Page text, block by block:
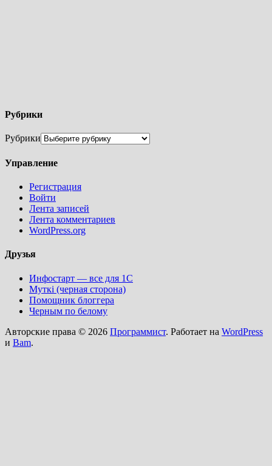
Рубрики
Рубрики
Управление
Регистрация
Войти
Лента записей
Лента комментариев
WordPress.org
Друзья
Инфостарт — все для 1С
Муткi (черная сторона)
Помощник блоггера
Черным по белому
Авторские права © 2026 Программист. Работает на WordPress
и Bam.